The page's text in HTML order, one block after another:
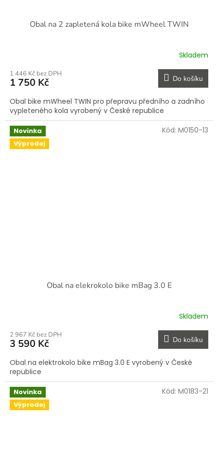
Obal na 2 zapletená kola bike mWheel TWIN
Skladem
1 446 Kč bez DPH
1 750 Kč Do košíku
Obal bike mWheel TWIN pro přepravu předního a zadního
vypleteného kola vyrobený v České republice
Novinka
Výprodej
Obal na elekrokolo bike mBag 3.0 E
Skladem
2 967 Kč bez DPH
3 590 Kč Do košíku
Obal na elektrokolo bike mBag 3.0 E vyrobený v České
republice
Kód: M0150-13
Novinka
Výprodej
Kód: M0183-21